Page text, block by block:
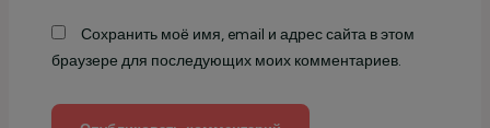
Сохранить моё имя, email и адрес сайта в этом
браузере для последующих моих комментариев.